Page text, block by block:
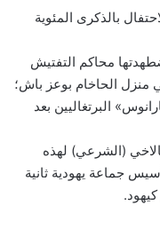
للاحتفال بالذكرى المئوية
محاكم التفتيش
منزل الحاخام بوعز باش؛
البرتغاليين بعد
(الشرعي) لهذه
جماعة يهودية ثانية